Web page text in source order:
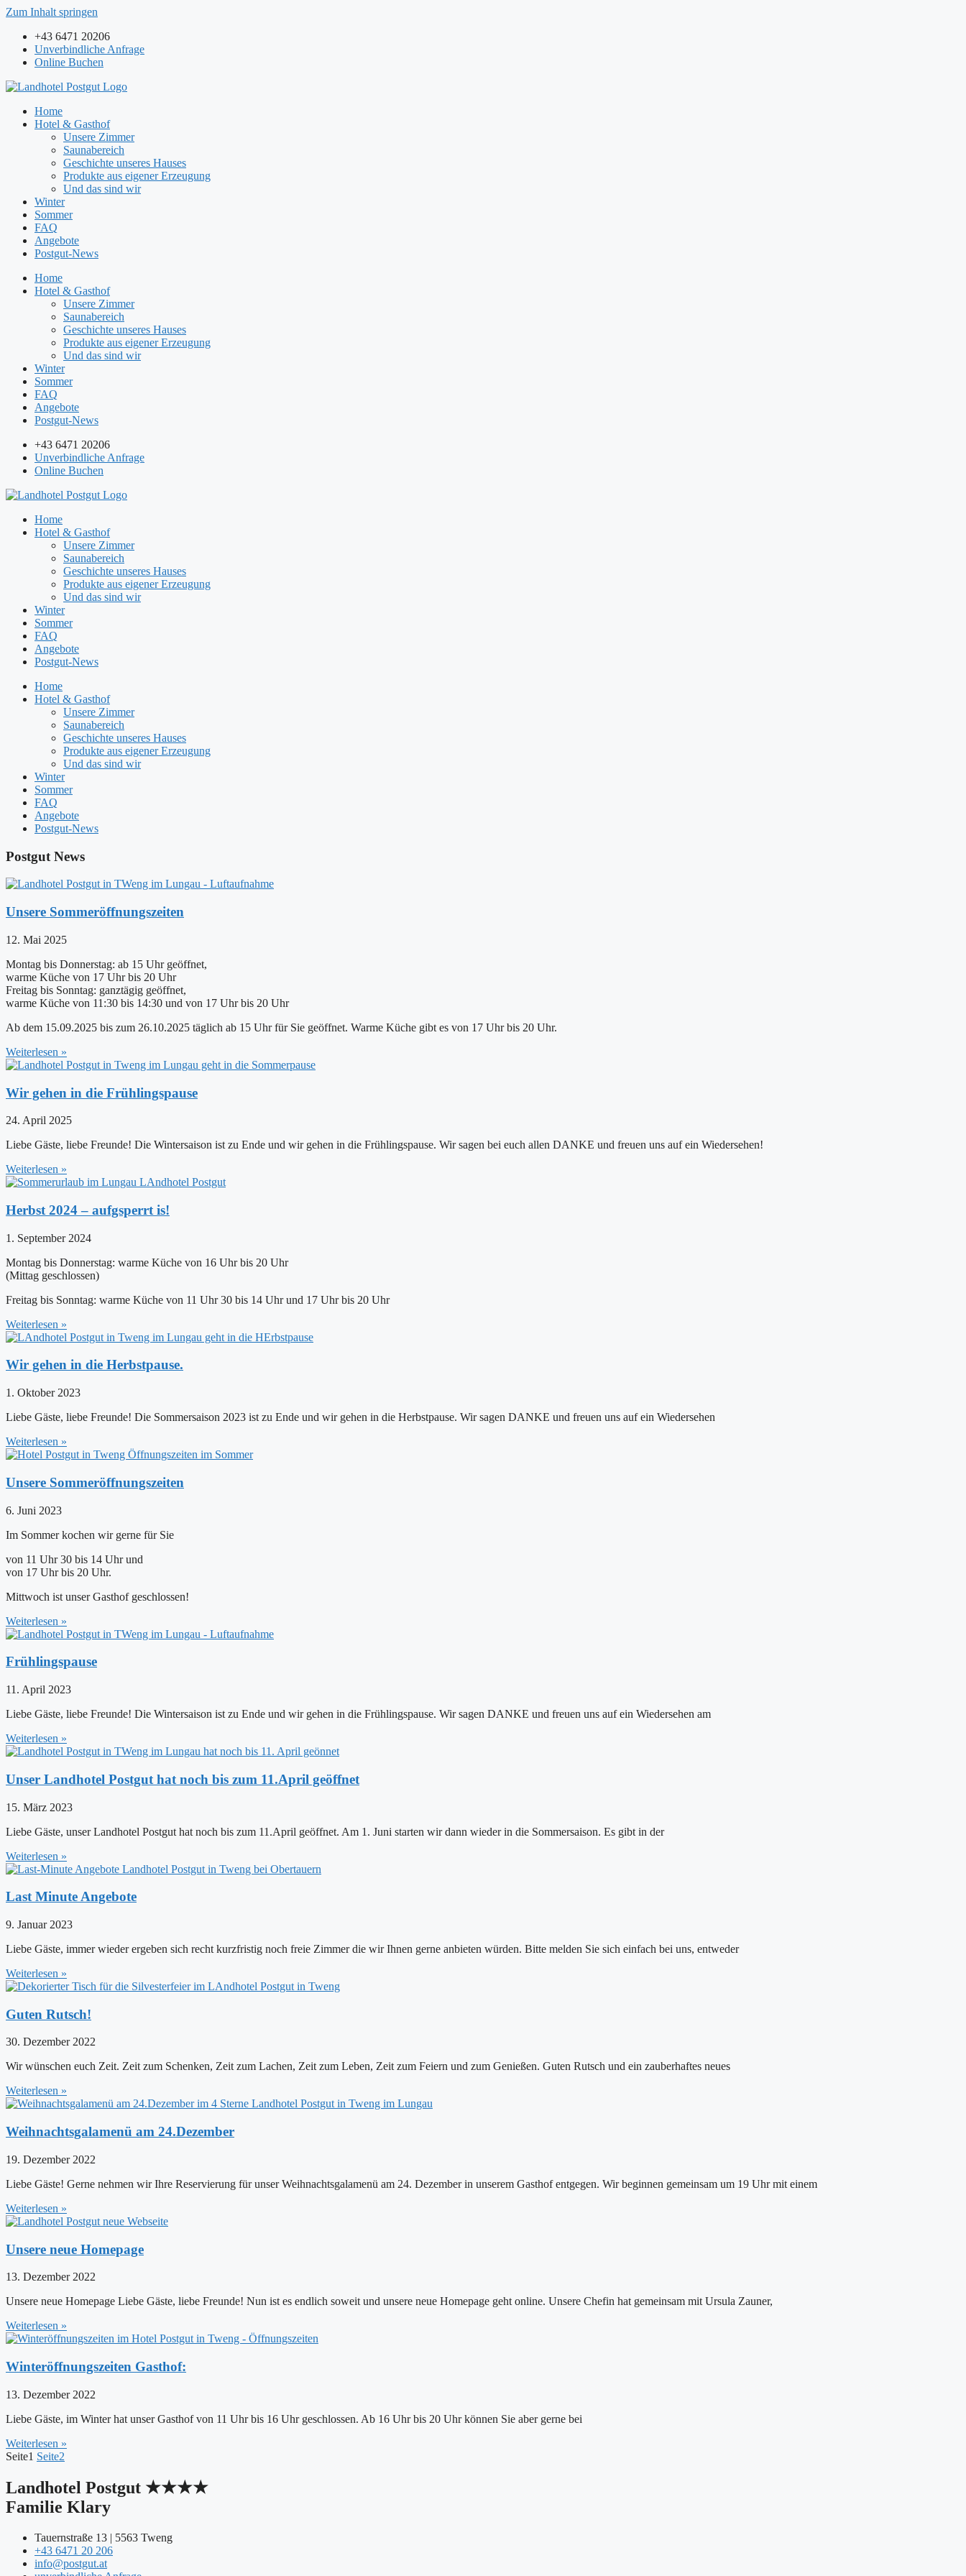
Zum Inhalt springen
+43 6471 20206
Unverbindliche Anfrage
Online Buchen
Home
Hotel & Gasthof
Unsere Zimmer
Saunabereich
Geschichte unseres Hauses
Produkte aus eigener Erzeugung
Und das sind wir
Winter
Sommer
FAQ
Angebote
Postgut-News
Home
Hotel & Gasthof
Unsere Zimmer
Saunabereich
Geschichte unseres Hauses
Produkte aus eigener Erzeugung
Und das sind wir
Winter
Sommer
FAQ
Angebote
Postgut-News
+43 6471 20206
Unverbindliche Anfrage
Online Buchen
Home
Hotel & Gasthof
Unsere Zimmer
Saunabereich
Geschichte unseres Hauses
Produkte aus eigener Erzeugung
Und das sind wir
Winter
Sommer
FAQ
Angebote
Postgut-News
Home
Hotel & Gasthof
Unsere Zimmer
Saunabereich
Geschichte unseres Hauses
Produkte aus eigener Erzeugung
Und das sind wir
Winter
Sommer
FAQ
Angebote
Postgut-News
Postgut News
Unsere Sommeröffnungszeiten
12. Mai 2025
Montag bis Donnerstag: ab 15 Uhr geöffnet,
warme Küche von 17 Uhr bis 20 Uhr
Freitag bis Sonntag: ganztägig geöffnet,
warme Küche von 11:30 bis 14:30 und von 17 Uhr bis 20 Uhr
Ab dem 15.09.2025 bis zum 26.10.2025 täglich ab 15 Uhr für Sie geöffnet. Warme Küche gibt es von 17 Uhr bis 20 Uhr.
Weiterlesen »
Wir gehen in die Frühlingspause
24. April 2025
Liebe Gäste, liebe Freunde! Die Wintersaison ist zu Ende und wir gehen in die Frühlingspause. Wir sagen bei euch allen DANKE und freuen uns auf ein Wiedersehen!
Weiterlesen »
Herbst 2024 – aufgsperrt is!
1. September 2024
Montag bis Donnerstag: warme Küche von 16 Uhr bis 20 Uhr
(Mittag geschlossen)
Freitag bis Sonntag: warme Küche von 11 Uhr 30 bis 14 Uhr und 17 Uhr bis 20 Uhr
Weiterlesen »
Wir gehen in die Herbstpause.
1. Oktober 2023
Liebe Gäste, liebe Freunde! Die Sommersaison 2023 ist zu Ende und wir gehen in die Herbstpause. Wir sagen DANKE und freuen uns auf ein Wiedersehen
Weiterlesen »
Unsere Sommeröffnungszeiten
6. Juni 2023
Im Sommer kochen wir gerne für Sie
von 11 Uhr 30 bis 14 Uhr und
von 17 Uhr bis 20 Uhr.
Mittwoch ist unser Gasthof geschlossen!
Weiterlesen »
Frühlingspause
11. April 2023
Liebe Gäste, liebe Freunde! Die Wintersaison ist zu Ende und wir gehen in die Frühlingspause. Wir sagen DANKE und freuen uns auf ein Wiedersehen am
Weiterlesen »
Unser Landhotel Postgut hat noch bis zum 11.April geöffnet
15. März 2023
Liebe Gäste, unser Landhotel Postgut hat noch bis zum 11.April geöffnet. Am 1. Juni starten wir dann wieder in die Sommersaison. Es gibt in der
Weiterlesen »
Last Minute Angebote
9. Januar 2023
Liebe Gäste, immer wieder ergeben sich recht kurzfristig noch freie Zimmer die wir Ihnen gerne anbieten würden. Bitte melden Sie sich einfach bei uns, entweder
Weiterlesen »
Guten Rutsch!
30. Dezember 2022
Wir wünschen euch Zeit. Zeit zum Schenken, Zeit zum Lachen, Zeit zum Leben, Zeit zum Feiern und zum Genießen. Guten Rutsch und ein zauberhaftes neues
Weiterlesen »
Weihnachtsgalamenü am 24.Dezember
19. Dezember 2022
Liebe Gäste! Gerne nehmen wir Ihre Reservierung für unser Weihnachtsgalamenü am 24. Dezember in unserem Gasthof entgegen. Wir beginnen gemeinsam um 19 Uhr mit einem
Weiterlesen »
Unsere neue Homepage
13. Dezember 2022
Unsere neue Homepage Liebe Gäste, liebe Freunde! Nun ist es endlich soweit und unsere neue Homepage geht online. Unsere Chefin hat gemeinsam mit Ursula Zauner,
Weiterlesen »
Winteröffnungszeiten Gasthof:
13. Dezember 2022
Liebe Gäste, im Winter hat unser Gasthof von 11 Uhr bis 16 Uhr geschlossen. Ab 16 Uhr bis 20 Uhr können Sie aber gerne bei
Weiterlesen »
Seite1 Seite2
Landhotel Postgut ★★★★
Familie Klary
Tauernstraße 13 | 5563 Tweng
+43 6471 20 206
info@postgut.at